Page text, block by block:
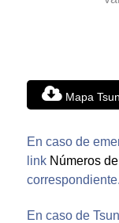
Mapa
En caso de
link Números
correspondiente.
En caso de